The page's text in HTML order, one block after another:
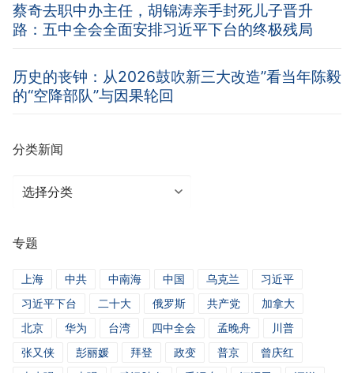
蔡奇去职中办主任，胡锦涛亲手封死儿子晋升
路：五中全会全面安排习近平下台的终极残局
历史的丧钟：从2026鼓吹新三大改造”看当年陈毅
的“空降部队”与因果轮回
分类新闻
分
闻
专题
上海 中共 中南海 中国 乌克兰
习近平
习近平下台
二十大 俄罗斯 共产党
加拿大
北京
华为 台湾 四中全会 孟晚舟
川普
张又侠
彭丽媛 拜登 政变 普京
曾庆红